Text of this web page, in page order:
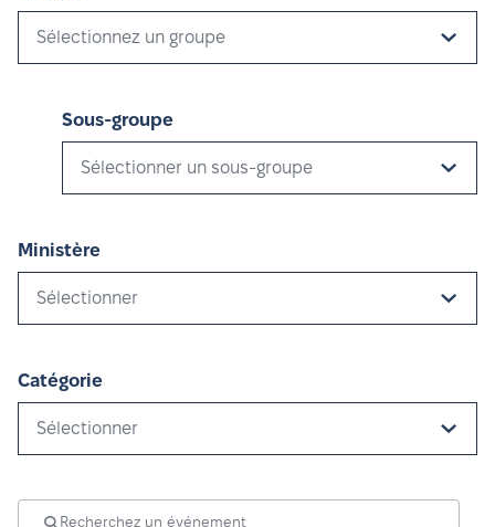
Sélectionnez un groupe
Sous-groupe
Sélectionner un sous-groupe
Ministère
Sélectionner
Catégorie
Sélectionner